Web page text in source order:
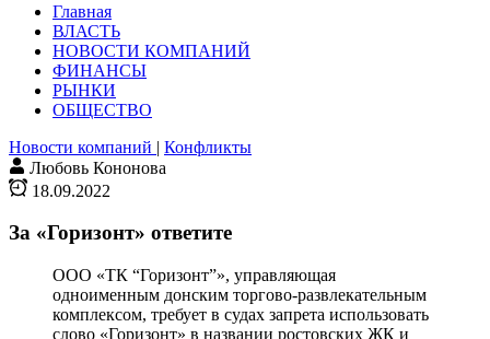
Главная
ВЛАСТЬ
НОВОСТИ КОМПАНИЙ
ФИНАНСЫ
РЫНКИ
ОБЩЕСТВО
Новости компаний | Конфликты
Любовь Кононова
18.09.2022
За «Горизонт» ответите
ООО «ТК “Горизонт”», управляющая
одноименным донским торгово-развлекательным
комплексом, требует в судах запрета использовать
слово «Горизонт» в названии ростовских ЖК и